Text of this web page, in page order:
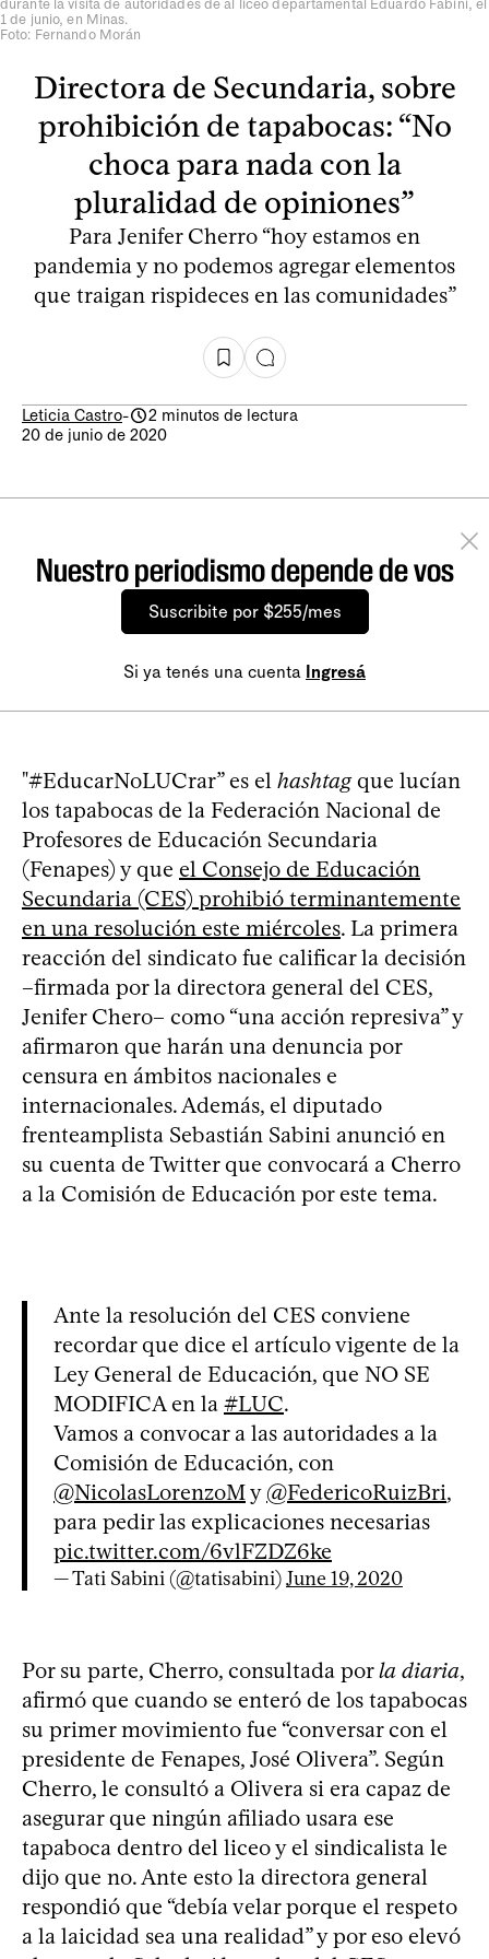
durante la visita de autoridades de al liceo departamental Eduardo Fabini, el
1 de junio, en Minas.
Foto: Fernando Morán
Directora de Secundaria, sobre
prohibición de tapabocas: “No
choca para nada con la
pluralidad de opiniones”
Para Jenifer Cherro “hoy estamos en
pandemia y no podemos agregar elementos
que traigan rispideces en las comunidades”
Leticia Castro-
2 minutos de lectura
20 de junio de 2020
Nuestro periodismo depende de vos
Suscribite por $255/mes
Si ya tenés una cuenta Ingresá
"#EducarNoLUCrar” es el hashtagque lucían
los tapabocas de la Federación Nacional de
Profesores de Educación Secundaria
(Fenapes) y que el Consejo de Educación
Secundaria (CES) prohibió terminantemente
en una resolución este miércoles. La primera
reacción del sindicato fue calificar la decisión
–firmada por la directora general del CES,
Jenifer Chero– como “una acción represiva” y
afirmaron que harán una denuncia por
censura en ámbitos nacionales e
internacionales. Además, el diputado
frenteamplista Sebastián Sabini anunció en
su cuenta de Twitter que convocará a Cherro
a la Comisión de Educación por este tema.
Ante la resolución del CES conviene
recordar que dice el artículo vigente de la
Ley General de Educación, que NO SE
MODIFICA en la #LUC.
Vamos a convocar a las autoridades a la
Comisión de Educación, con
@NicolasLorenzoMy@FedericoRuizBri,
para pedir las explicaciones necesarias
pic.twitter.com/6vlFZDZ6ke
— Tati Sabini (@tatisabini)June 19, 2020
Por su parte, Cherro, consultada porla diaria,
afirmó que cuando se enteró de los tapabocas
su primer movimiento fue “conversar con el
presidente de Fenapes, José Olivera”. Según
Cherro, le consultó a Olivera si era capaz de
asegurar que ningún afiliado usara ese
tapaboca dentro del liceo y el sindicalista le
dijo que no. Ante esto la directora general
respondió que “debía velar porque el respeto
a la laicidad sea una realidad” y por eso elevó